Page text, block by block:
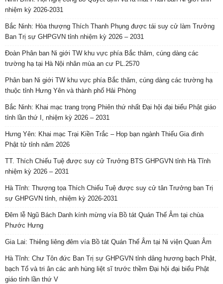
nhiệm kỳ 2026-2031
Bắc Ninh: Hòa thượng Thích Thanh Phụng được tái suy cử làm Trưởng
Ban Trị sự GHPGVN tỉnh nhiệm kỳ 2026 – 2031
Đoàn Phân ban Ni giới TW khu vực phía Bắc thăm, cúng dàng các
trường hạ tại Hà Nội nhân mùa an cư PL.2570
Phân ban Ni giới TW khu vực phía Bắc thăm, cúng dàng các trường hạ
thuộc tỉnh Hưng Yên và thành phố Hải Phòng
Bắc Ninh: Khai mạc trang trọng Phiên thứ nhất Đại hội đại biểu Phật giáo
tỉnh lần thứ I, nhiệm kỳ 2026 – 2031
Hưng Yên: Khai mạc Trại Kiền Trắc – Họp bạn ngành Thiếu Gia đình
Phật tử tỉnh năm 2026
TT. Thích Chiếu Tuệ được suy cử Trưởng BTS GHPGVN tỉnh Hà Tĩnh
nhiệm kỳ 2026 – 2031
Hà Tĩnh: Thượng tọa Thích Chiếu Tuệ được suy cử tân Trưởng ban Trị
sự GHPGVN tỉnh, nhiệm kỳ 2026-2031
Đêm lễ Ngũ Bách Danh kính mừng vía Bồ tát Quán Thế Âm tại chùa
Phước Hưng
Gia Lai: Thiêng liêng đêm vía Bồ tát Quán Thế Âm tại Ni viện Quan Âm
Hà Tĩnh: Chư Tôn đức Ban Trị sự GHPGVN tỉnh dâng hương bạch Phật,
bạch Tổ và tri ân các anh hùng liệt sĩ trước thềm Đại hội đại biểu Phật
giáo tỉnh lần thứ V